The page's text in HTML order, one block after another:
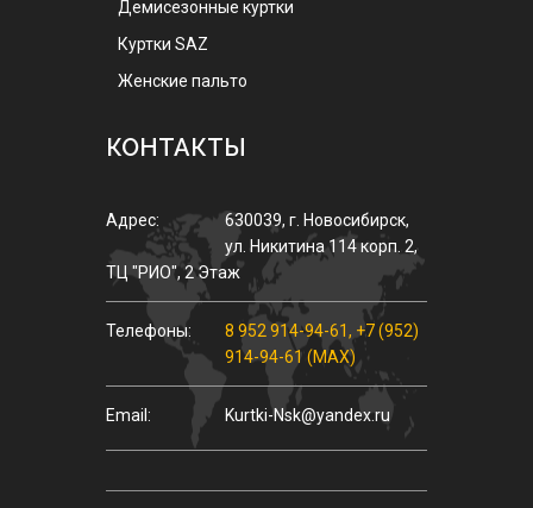
Демисезонные куртки
Куртки SAZ
Женские пальто
КОНТАКТЫ
Адрес: 630039, г. Новосибирск,
ул. Никитина 114 корп. 2,
ТЦ "РИО", 2 Этаж
Телефоны: 8 952 914-94-61, +7 (952)
914-94-61 (MAX)
Email: Kurtki-Nsk@yandex.ru